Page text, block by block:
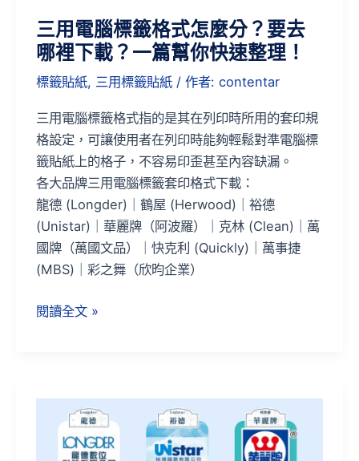
三用電腦標籤格式怎麼分？要去
哪裡下載？一篇幫你快速整理！
標籤貼紙, 三用標籤貼紙/ 作者: contentar
三用電腦標籤格式指的是其在列印時所用的套印規
格設定，可讓使用者在列印時能夠輕鬆對準電腦標
籤貼紙上的格子，不容易印歪甚至內容缺漏。
各大品牌三用電腦標籤套印格式下載：
龍德 (Longder)｜鶴屋 (Herwood)｜裕德
(Unistar)｜華麗牌（阿波羅）｜克林 (Clean)｜萬
國牌（萬國文品）｜快克利 (Quickly)｜萬事捷
(MBS)｜彩之舞（欣昀企業）
要
去
哪
下
載？
一
篇
幫
你
快
速
理！
閱讀全文 »